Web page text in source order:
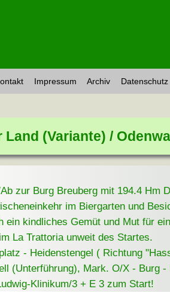
Impressum Archiv Datenschutz
(Variante) /
zur Burg Breuberg mit 194.4 Hm
im Biergarten und
ein kindliches Gemüt und Mut für
La Trattoria unweit des Startes.
- Heidenstengel ( Richtung
(Unterführung), Mark. O/X - Burg
Klinikum/3 + E 3 zum Start!